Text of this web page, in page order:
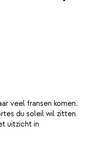
veel fransen komen.
du soleil wil zitten
uitzicht in